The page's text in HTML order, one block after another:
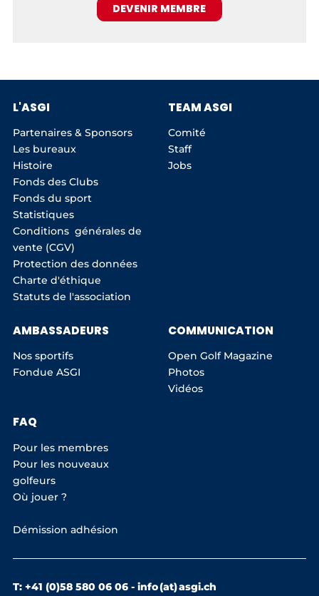
DEVENIR MEMBRE
L'ASGI
Partenaires & Sponsors
Les bureaux
Histoire
Fonds des Clubs
Fonds du sport
Statistiques
Conditions générales de
vente (CGV)
Protection des données
Charte d'éthique
Statuts de l'association
TEAM ASGI
Comité
Staff
Jobs
AMBASSADEURS
Nos sportifs
Fondue ASGI
COMMUNICATION
Open Golf Magazine
Photos
Vidéos
FAQ
Pour les membres
Pour les nouveaux
golfeurs
Où jouer ?
Démission adhésion
T: +41 (0)58 580 06 06 - info (at) asgi.ch